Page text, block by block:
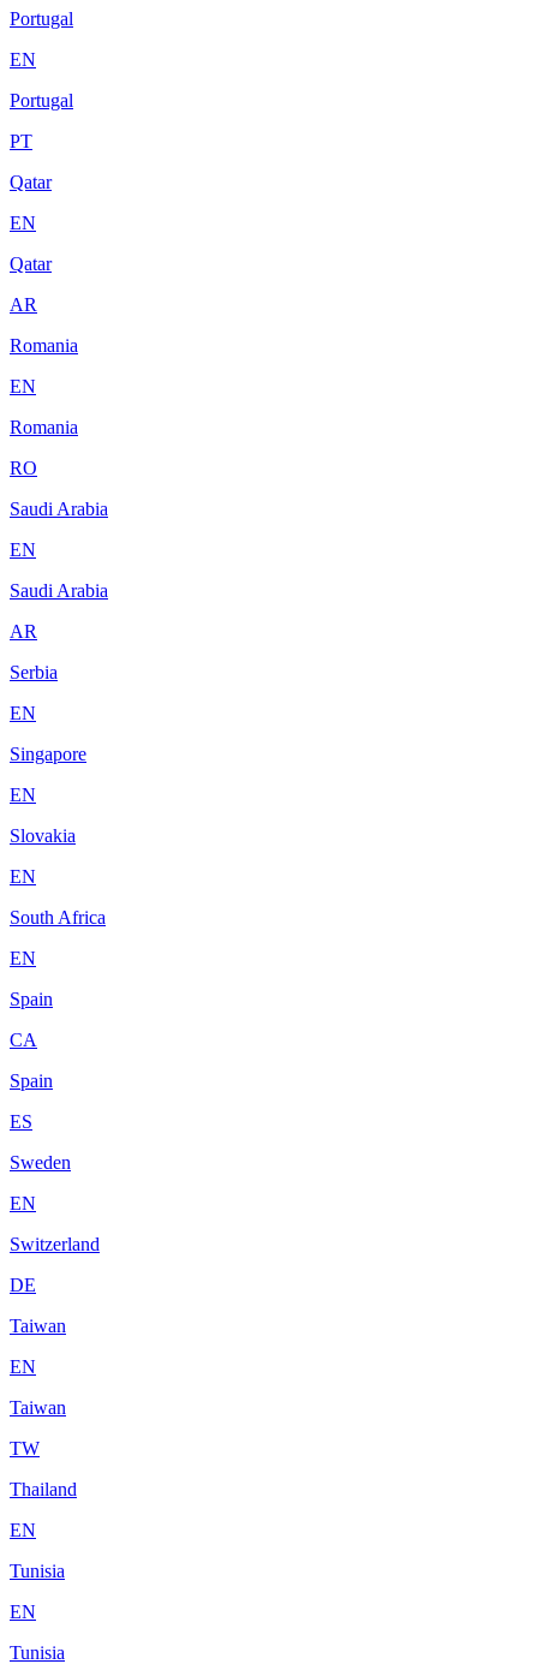
Portugal
EN
Portugal
PT
Qatar
EN
Qatar
AR
Romania
EN
Romania
RO
Saudi Arabia
EN
Saudi Arabia
AR
Serbia
EN
Singapore
EN
Slovakia
EN
South Africa
EN
Spain
CA
Spain
ES
Sweden
EN
Switzerland
DE
Taiwan
EN
Taiwan
TW
Thailand
EN
Tunisia
EN
Tunisia